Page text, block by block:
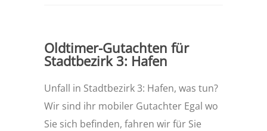
Oldtimer-Gutachten für
Stadtbezirk 3: Hafen
Unfall in Stadtbezirk 3: Hafen, was tun?
Wir sind ihr mobiler Gutachter Egal wo
Sie sich befinden, fahren wir für Sie